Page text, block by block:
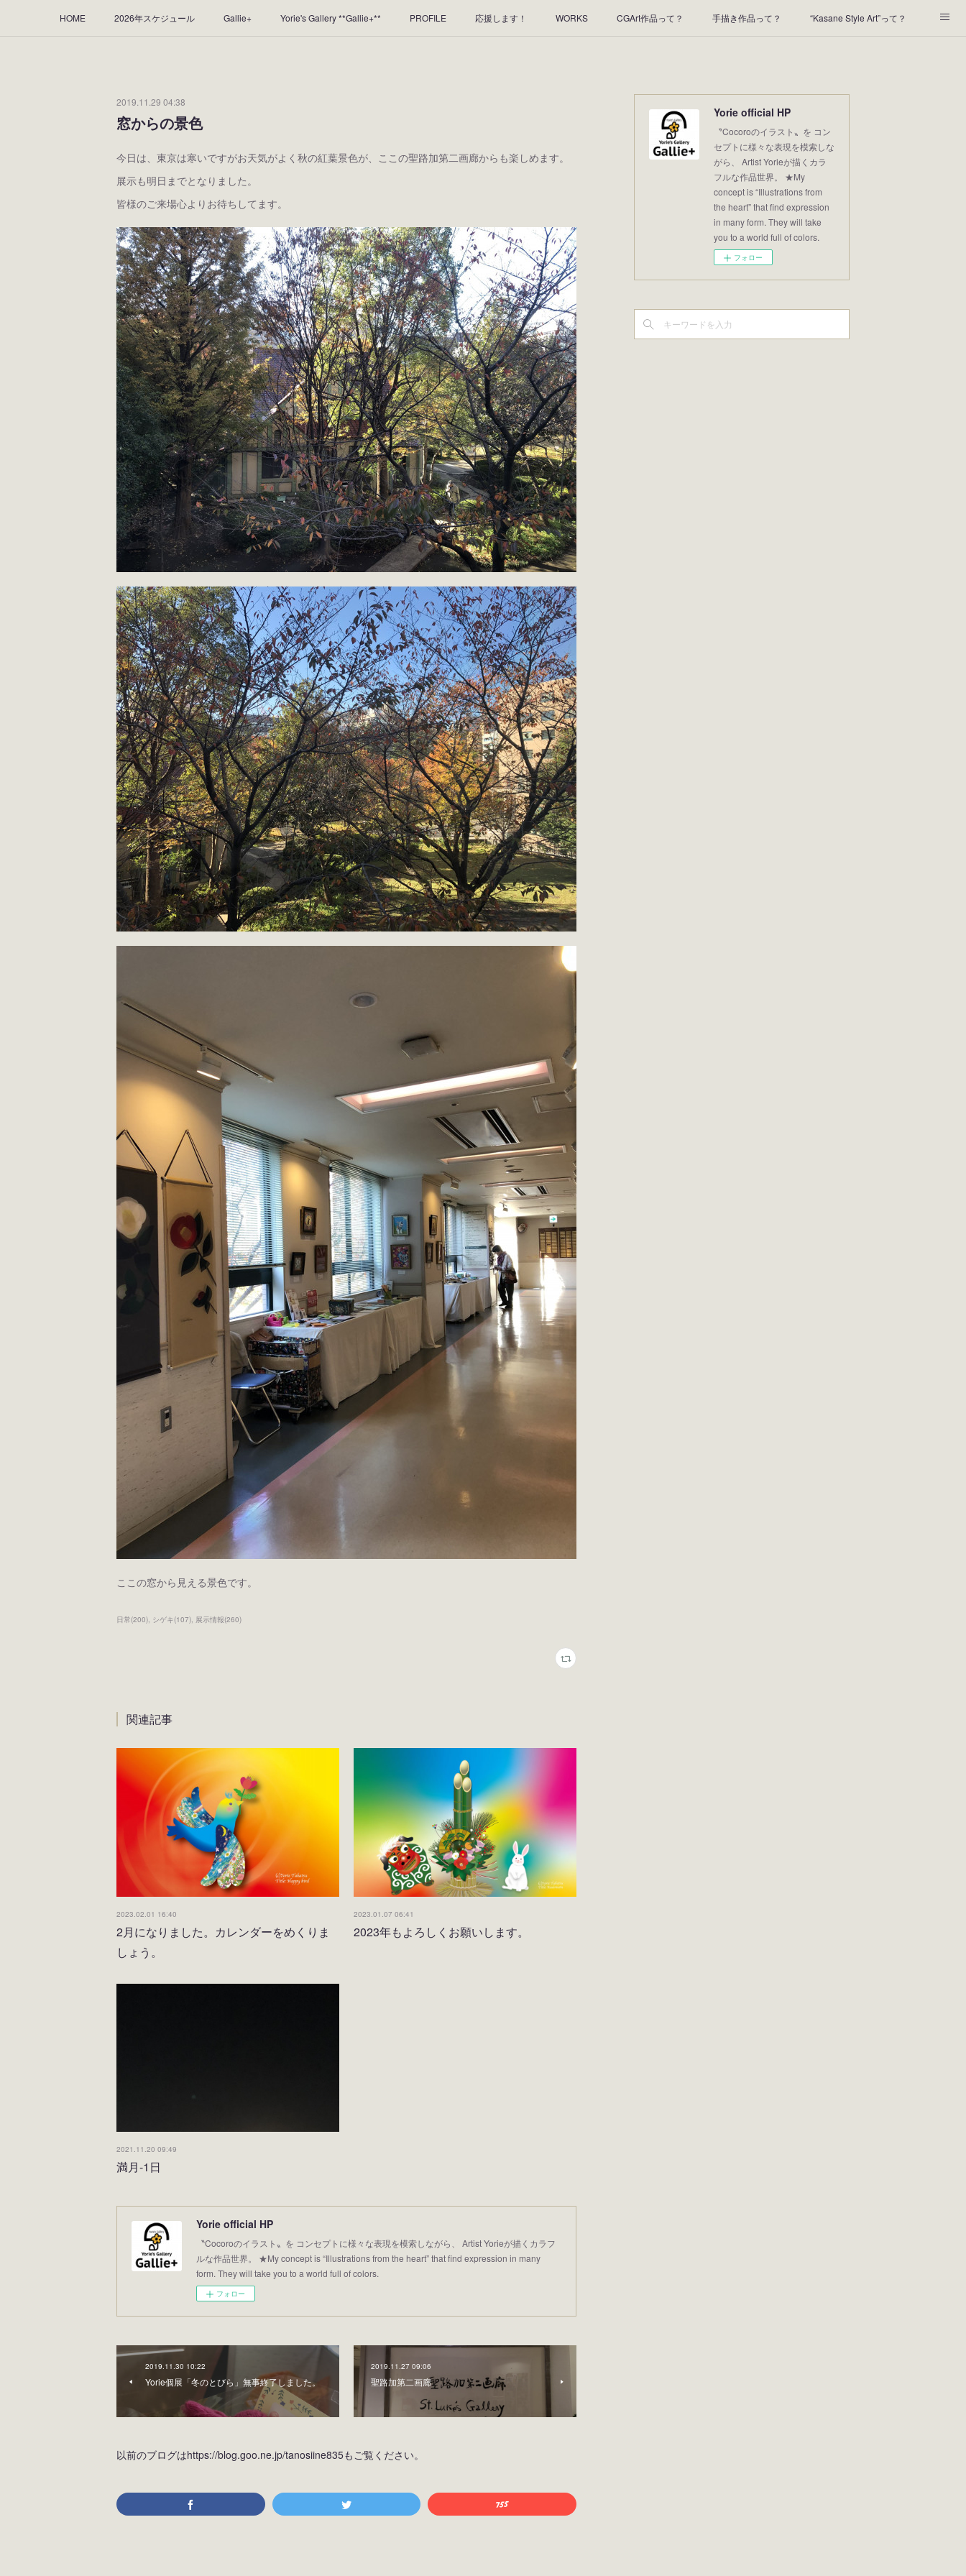
HOME 2026年スケジュール Gallie+ Yorie's Gallery **Gallie+** PROFILE 応援します！ WORKS CGArt作品って？ 手描き作品って？ “Kasane Style Art”って？
2019.11.29 04:38
窓からの景色
今日は、東京は寒いですがお天気がよく秋の紅葉景色が、ここの聖路加第二画廊からも楽しめます。
展示も明日までとなりました。
皆様のご来場心よりお待ちしてます。
ここの窓から見える景色です。
日常(200) シゲキ(107) 展示情報(260)
関連記事
2023.02.01 16:40
2月になりました。カレンダーをめくりま
しょう。
2023.01.07 06:41
2023年もよろしくお願いします。
2021.11.20 09:49
満月-1日
Yorie official HP
〝Cocoroのイラスト〟を コンセプトに様々な表現を模索しながら、 Artist Yorieが描くカラフ
ルな作品世界。 ★My concept is “Illustrations from the heart” that find expression in many
form. They will take you to a world full of colors.
フォロー
2019.11.30 10:22
Yorie個展「冬のとびら」無事終了しました。
2019.11.27 09:06
聖路加第二画廊
以前のブログはhttps://blog.goo.ne.jp/tanosiine835もご覧ください。
Yorie official HP
〝Cocoroのイラスト〟を コン
セプトに様々な表現を模索しな
がら、 Artist Yorieが描くカラ
フルな作品世界。 ★My
concept is “Illustrations from
the heart” that find expression
in many form. They will take
you to a world full of colors.
フォロー